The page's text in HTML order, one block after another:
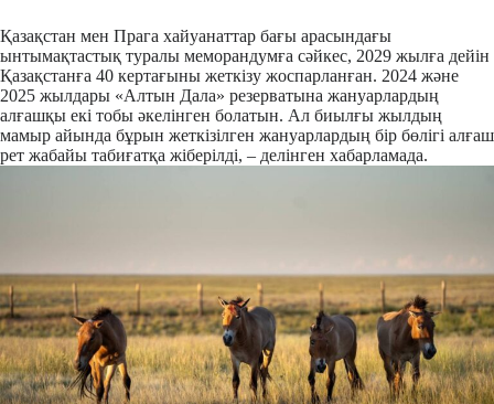
Қазақстан мен Прага хайуанаттар бағы арасындағы
ынтымақтастық туралы меморандумға сәйкес, 2029 жылға дейін
Қазақстанға 40 кертағыны жеткізу жоспарланған. 2024 және
2025 жылдары «Алтын Дала» резерватына жануарлардың
алғашқы екі тобы әкелінген болатын. Ал биылғы жылдың
мамыр айында бұрын жеткізілген жануарлардың бір бөлігі алғаш
рет жабайы табиғатқа жіберілді, – делінген хабарламада.